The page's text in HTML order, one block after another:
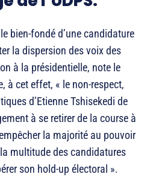
bien-fondé d’une candidature
la dispersion des voix des
à la présidentielle, note le
à cet effet, « le non-respect,
d’Etienne Tshisekedi de
à se retirer de la course à
la majorité au pouvoir
multitude des candidatures
son hold-up électoral ».